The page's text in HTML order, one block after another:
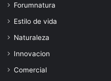
Forumnatura
Estilo de vida
Naturaleza
Innovacion
Comercial